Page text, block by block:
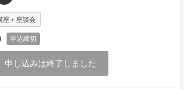
座＋座談会
申込締切
申し込みは終了しました